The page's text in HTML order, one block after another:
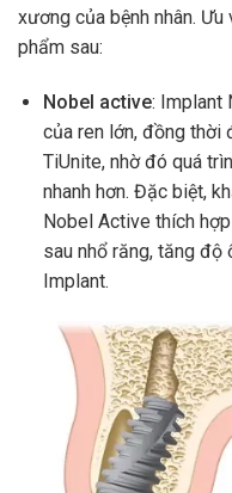
xương của bệnh nhân.
phẩm sau:
Nobel active: Implant
của ren lớn, đồng thời
TiUnite, nhờ đó quá
nhanh hơn. Đặc biệt,
Nobel Active thích
sau nhổ răng, tăng độ
Implant.